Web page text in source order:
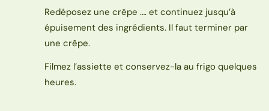
Redéposez une crêpe …. et continuez jusqu’à
épuisement des ingrédients. Il faut terminer par
une crêpe.
Filmez l’assiette et conservez-la au frigo quelques
heures.